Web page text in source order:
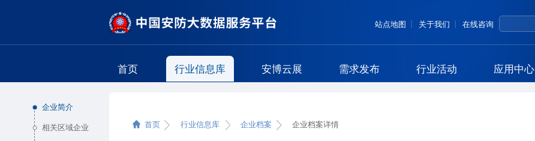
站点地图 关于我们 在线咨询
首页 行业信息库 安博云展 需求发布 行业活动 应用中心
企业简介
相关区域企业 首页 行业信息库 企业档案 企业档案详情